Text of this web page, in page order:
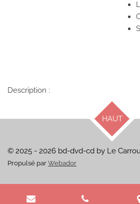
Description :
HAUT
© 2025 - 2026 bd-dvd-cd by Le
Propulsé par Webador